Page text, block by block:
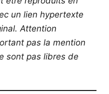
un lien hypertexte
Attention
pas la mention
sont pas libres de